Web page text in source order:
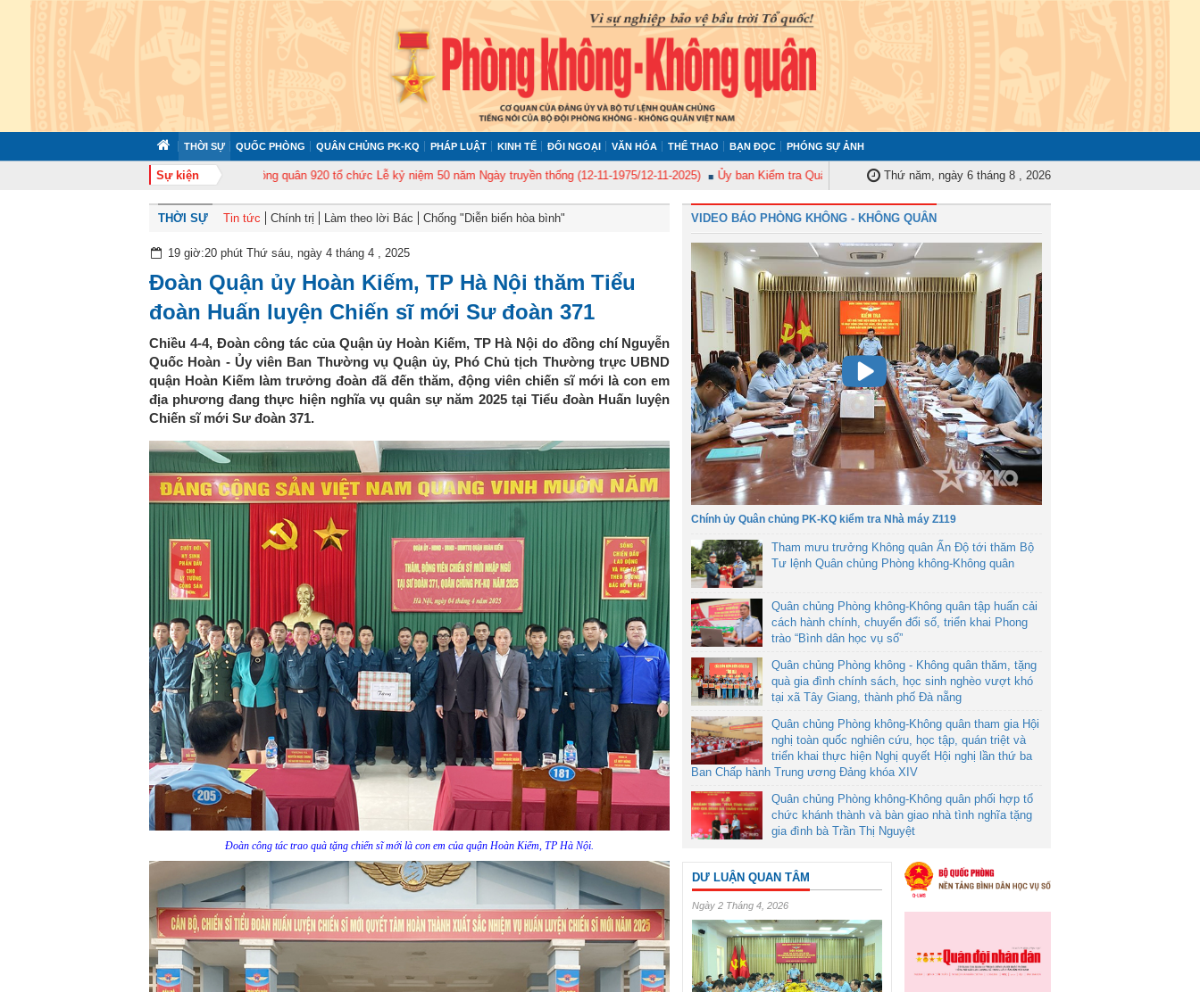
THỜI SỰ QUỐC PHÒNG QUÂN CHỦNG PK-KQ PHÁP LUẬT KINH TẾ ĐỐI NGOẠI VĂN HÓA THỂ THAO BẠN ĐỌC PHÓNG SỰ ẢNH
Sự kiện
Trung đoàn Không quân 920 tổ chức Lễ kỷ niệm 50 năm Ngày truyền thống (12-11-1975/12-11-2025) Ủy ban Kiểm tra Quân ủy Trung ương tập huấn nghiệp vụ công tác kiểm tra, giám sát năm 2025
Thứ năm, ngày 6 tháng 8 , 2026
THỜI SỰ Tin tức Chính trị Làm theo lời Bác Chống "Diễn biến hòa bình"
19 giờ:20 phút Thứ sáu, ngày 4 tháng 4 , 2025
Đoàn Quận ủy Hoàn Kiếm, TP Hà Nội thăm Tiểu
đoàn Huấn luyện Chiến sĩ mới Sư đoàn 371
Chiều 4-4, Đoàn công tác của Quận ủy Hoàn Kiếm, TP Hà Nội do đồng chí Nguyễn
Quốc Hoàn - Ủy viên Ban Thường vụ Quận ủy, Phó Chủ tịch Thường trực UBND
quận Hoàn Kiếm làm trưởng đoàn đã đến thăm, động viên chiến sĩ mới là con em
địa phương đang thực hiện nghĩa vụ quân sự năm 2025 tại Tiểu đoàn Huấn luyện
Chiến sĩ mới Sư đoàn 371.
Đoàn công tác trao quà tặng chiến sĩ mới là con em của quận Hoàn Kiếm, TP Hà Nội.
VIDEO BÁO PHÒNG KHÔNG - KHÔNG QUÂN
Chính ủy Quân chủng PK-KQ kiểm tra Nhà máy Z119
Tham mưu trưởng Không quân Ấn Độ tới thăm Bộ
Tư lệnh Quân chủng Phòng không-Không quân
Quân chủng Phòng không-Không quân tập huấn cải
cách hành chính, chuyển đổi số, triển khai Phong
trào “Bình dân học vụ số”
Quân chủng Phòng không - Không quân thăm, tặng
quà gia đình chính sách, học sinh nghèo vượt khó
tại xã Tây Giang, thành phố Đà nẵng
Quân chủng Phòng không-Không quân tham gia Hội
nghị toàn quốc nghiên cứu, học tập, quán triệt và
triển khai thực hiện Nghị quyết Hội nghị lần thứ ba
Ban Chấp hành Trung ương Đảng khóa XIV
Quân chủng Phòng không-Không quân phối hợp tổ
chức khánh thành và bàn giao nhà tình nghĩa tặng
gia đình bà Trần Thị Nguyệt
DƯ LUẬN QUAN TÂM
Ngày 2 Tháng 4, 2026